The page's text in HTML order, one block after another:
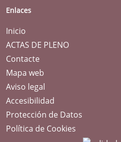
Enlaces
Inicio
ACTAS DE PLENO
Contacte
Mapa web
Aviso legal
Accesibilidad
Protección de Datos
Política de Cookies